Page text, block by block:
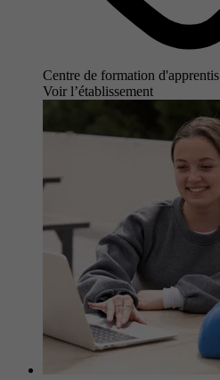
Centre de formation d'apprentis
Voir l’établissement